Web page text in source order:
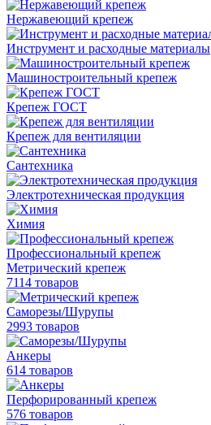
Нержавеющий крепеж
Инструмент и расходные материалы
Машиностроительный крепеж
Крепеж ГОСТ
Крепеж для вентиляции
Сантехника
Электротехническая продукция
Химия
Профессиональный крепеж
Метрический крепеж
7114 товаров
Саморезы/Шурупы
2993 товаров
Анкеры
614 товаров
Перфорированный крепеж
576 товаров